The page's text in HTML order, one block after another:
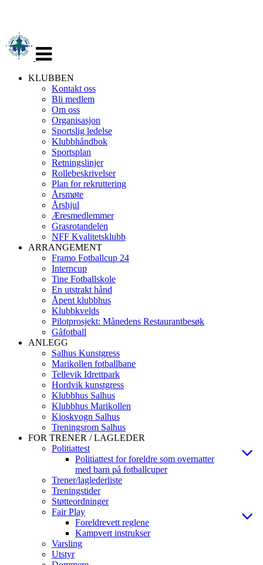
navigasjon
KLUBBEN
Kontakt oss
Bli medlem
Om oss
Organisasjon
Sportslig ledelse
Klubbhåndbok
Sportsplan
Retningslinjer
Rollebeskrivelser
Plan for rekruttering
Årsmøte
Årshjul
Æresmedlemmer
Grasrotandelen
NFF Kvalitetsklubb
ARRANGEMENT
Framo Fotballcup 24
Interncup
Tine Fotballskole
En utstrakt hånd
Åpent klubbhus
Klubbkvelds
Pilotprosjekt: Månedens Restaurantbesøk
Gåfotball
ANLEGG
Salhus Kunstgress
Marikollen fotballbane
Tellevik Idrettpark
Hordvik kunstgress
Klubbhus Salhus
Klubbhus Marikollen
Kioskvogn Salhus
Treningsrom Salhus
FOR TRENER / LAGLEDER
Politiattest
Politiattest for foreldre som overnatter
med barn på fotballcuper
Trener/laglederliste
Treningstider
Støtteordninger
Fair Play
Foreldrevett reglene
Kampvert instrukser
Varsling
Utstyr